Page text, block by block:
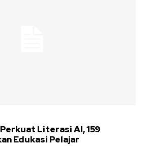
Literasi AI, 159
Edukasi Pelajar